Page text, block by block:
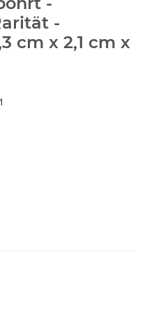
-
cm x 2,1 cm x